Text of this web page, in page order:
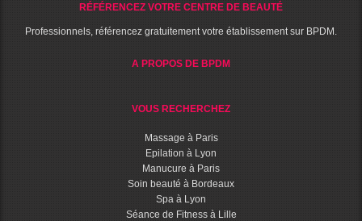
RÉFÉRENCEZ VOTRE CENTRE DE BEAUTÉ
Professionnels, référencez gratuitement votre établissement sur BPDM.
A PROPOS DE BPDM
VOUS RECHERCHEZ
Massage à Paris
Epilation à Lyon
Manucure à Paris
Soin beauté à Bordeaux
Spa à Lyon
Séance de Fitness à Lille